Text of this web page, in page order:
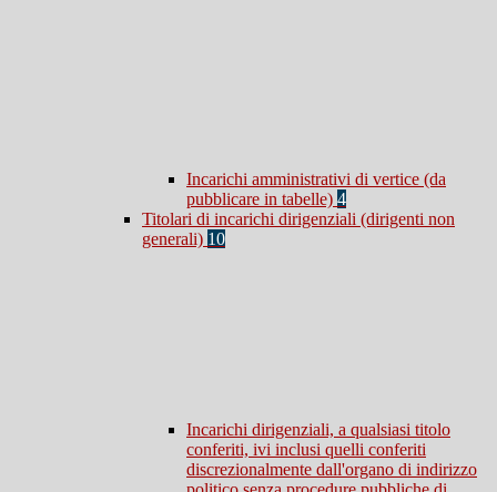
Incarichi amministrativi di vertice (da
pubblicare in tabelle) 4
Titolari di incarichi dirigenziali (dirigenti non
generali) 10
Incarichi dirigenziali, a qualsiasi titolo
conferiti, ivi inclusi quelli conferiti
discrezionalmente dall'organo di indirizzo